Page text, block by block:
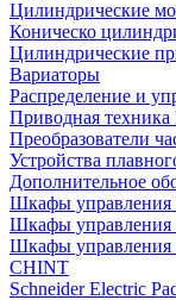
Цилиндрические
Коническо
Цилиндрические
Вариаторы
Распределение и
Приводная
Преобразователи
Устройства
Дополнительное
Шкафы
Шкафы управления
Шкафы управления
CHINT
Schneider Electric